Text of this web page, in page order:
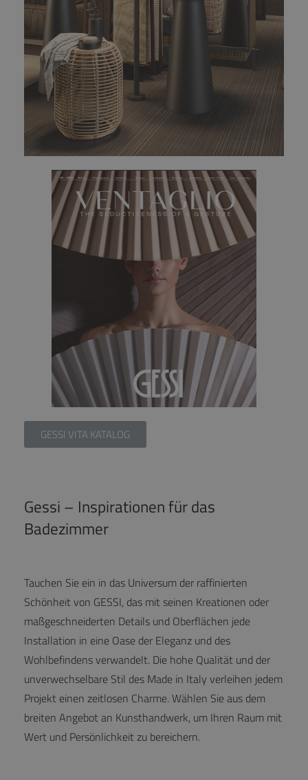
GESSI VITA KATALOG
Gessi – Inspirationen für das
Badezimmer
Tauchen Sie ein in das Universum der raffinierten
Schönheit von GESSI, das mit seinen Kreationen oder
maßgeschneiderten Details und Oberflächen jede
Installation in eine Oase der Eleganz und des
Wohlbefindens verwandelt. Die hohe Qualität und der
unverwechselbare Stil des Made in Italy verleihen jedem
Projekt einen zeitlosen Charme. Wählen Sie aus dem
breiten Angebot an Kunsthandwerk, um Ihren Raum mit
Wert und Persönlichkeit zu bereichern.